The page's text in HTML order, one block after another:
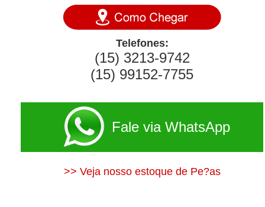
Telefones:
(15) 3213-9742
(15) 99152-7755
Fale via WhatsApp
>> Veja nosso estoque de Pe?as